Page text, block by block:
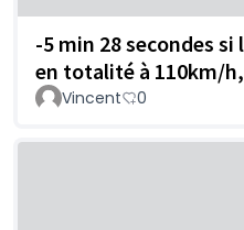
-5 min 28 secondes
en totalité à 110km/
Vincent 0